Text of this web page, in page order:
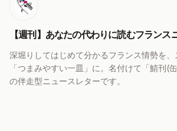
【週刊】あなたの代わりに読むフランス
深堀りしてはじめて分かるフランス情勢を
「つまみやすい一皿」に。名付けて「鯖刊(
の伴走型ニュースレターです。